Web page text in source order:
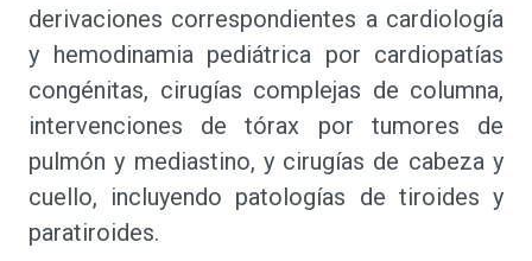
derivaciones correspondientes a cardiología
y hemodinamia pediátrica por cardiopatías
congénitas, cirugías complejas de columna,
intervenciones de tórax por tumores de
pulmón y mediastino, y cirugías de cabeza y
cuello, incluyendo patologías de tiroides y
paratiroides.